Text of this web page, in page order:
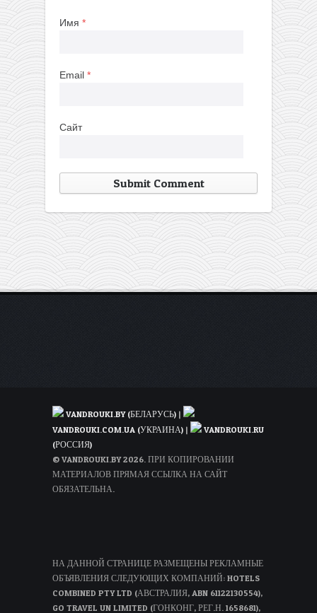
Имя *
Email *
Сайт
VANDROUKI.BY (БЕЛАРУСЬ) |
VANDROUKI.COM.UA (УКРАИНА) |
VANDROUKI.RU
(РОССИЯ)
© VANDROUKI.BY 2026. ПРИ КОПИРОВАНИИ
МАТЕРИАЛОВ ПРЯМАЯ ССЫЛКА НА САЙТ
ОБЯЗАТЕЛЬНА.
НА ДАННОЙ СТРАНИЦЕ РАЗМЕЩЕНЫ РЕКЛАМНЫЕ
ОБЪЯВЛЕНИЯ СЛЕДУЮЩИХ КОМПАНИЙ: HOTELS
COMBINED PTY LTD (АВСТРАЛИЯ, ABN 61122130554),
GO TRAVEL UN LIMITED (ГОНКОНГ, РЕГ.Н. 1658681),